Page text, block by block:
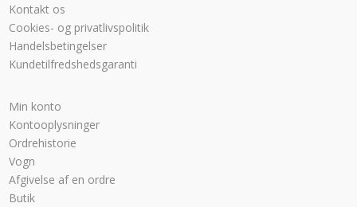
Kontakt os
Cookies- og privatlivspolitik
Handelsbetingelser
Kundetilfredshedsgaranti
Min konto
Kontooplysninger
Ordrehistorie
Vogn
Afgivelse af en ordre
Butik